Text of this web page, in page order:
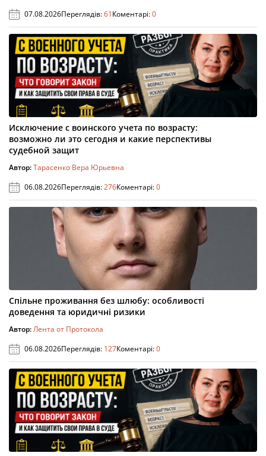
07.08.2026Переглядів:61Коментарі:0
Исключение с воинского учета по возрасту:
возможно ли это сегодня и какие перспективы
судебной защит
Автор:Тарасенко Вера Юрьевна
06.08.2026Переглядів:276Коментарі:0
Спільне проживання без шлюбу: особливості
доведення та юридичні ризики
Автор:Лента от Протокола
06.08.2026Переглядів: 127Коментарі:0